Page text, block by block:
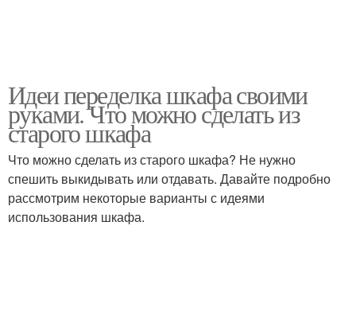
Идеи переделка шкафа своими
руками. Что можно сделать из
старого шкафа
Что можно сделать из старого шкафа? Не нужно
спешить выкидывать или отдавать. Давайте подробно
рассмотрим некоторые варианты с идеями
использования шкафа.